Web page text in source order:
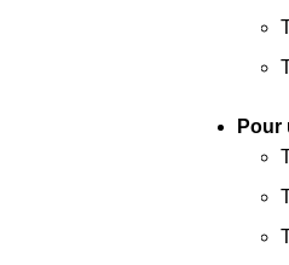
Pour